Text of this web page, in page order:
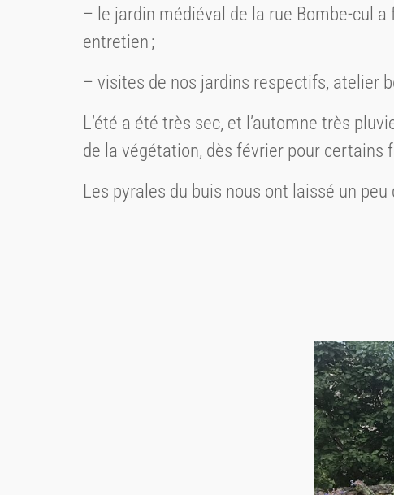
– le jardin médiéval de la rue Bombe-cul a
entretien ;
– visites de nos jardins respectifs, atelier
L’été a été très sec, et l’automne très
de la végétation, dès février pour certains
Les pyrales du buis nous ont laissé un